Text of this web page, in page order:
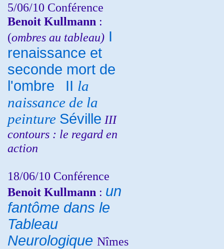
5/06/10 Conférence
Benoit Kullmann :
(ombres au tableau) I
renaissance et
seconde mort de
l'ombre
II la
naissance de la
peinture Séville III
contours : le regard en
action
18/06/10 Conférence
Benoit Kullmann : un
fantôme dans le
Tableau
Neurologique Nîmes